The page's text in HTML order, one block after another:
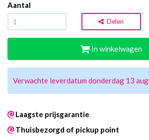
Aantal
Delen
In winkelwagen
Verwachte leverdatum donderdag 13
Laagste prijsgarantie
Thuisbezorgd of pickup point